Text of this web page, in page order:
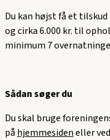
Du kan højst få et
og cirka 6.000 kr. til
minimum 7
Sådan søger du
Du skal bruge
på hjemmesideneller